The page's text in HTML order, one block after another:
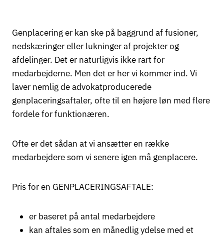
Genplacering er kan ske på baggrund af fusioner,
nedskæringer eller lukninger af projekter og
afdelinger. Det er naturligvis ikke rart for
medarbejderne. Men det er her vi kommer ind. Vi
laver nemlig de advokatproducerede
genplaceringsaftaler, ofte til en højere løn med flere
fordele for funktionæren.
Ofte er det sådan at vi ansætter en række
medarbejdere som vi senere igen må genplacere.
Pris for en GENPLACERINGSAFTALE:
er baseret på antal medarbejdere
kan aftales som en månedlig ydelse med et